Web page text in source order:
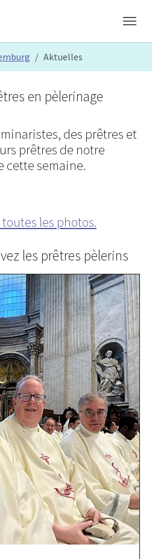
Aktuelles
les photos.
les prêtres pèlerins
en pèlerinage
des prêtres et
prêtres de notre
cette semaine.